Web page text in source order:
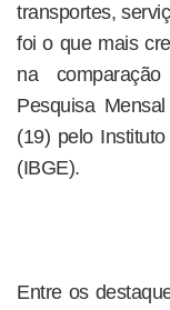
transportes,
foi o que mais
na
Pesquisa
(19) pelo
(IBGE).
Entre os